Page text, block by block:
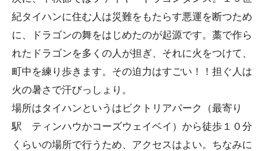
紀タイハンに住む人は災難をもたらす悪運を断つため
に、ドラゴンの舞をはじめたのが起源です。藁で作ら
れたドラゴンを多くの人が担ぎ、それに火をつけて、
町中を練り歩きます。その迫力はすごい！！担ぐ人は
火の暑さで汗びっしょり。
場所はタイハンというはビクトリアパーク（最寄り
駅 ティンハウかコーズウェイベイ）から徒歩１０分
くらいの場所で行うため、アクセスはよい。ちなみに